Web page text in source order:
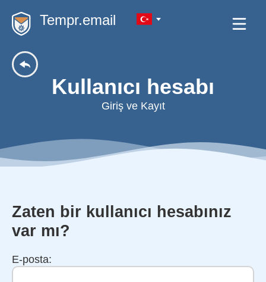
Tempr.email
Kullanıcı hesabı
Giriş ve Kayıt
Zaten bir kullanıcı hesabınız
var mı?
E-posta: